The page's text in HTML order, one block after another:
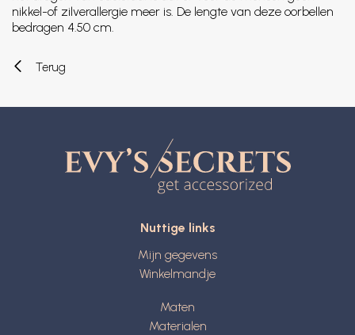
nikkel-of zilverallergie meer is. De lengte van deze oorbellen
bedragen 4.50 cm.
Terug
Nuttige links
Mijn gegevens
Winkelmandje
Maten
Materialen